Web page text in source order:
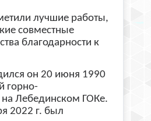
лучшие работы,
совместные
благодарности к
он 20 июня 1990
горно-
на Лебединском ГОКе.
2022 г. был